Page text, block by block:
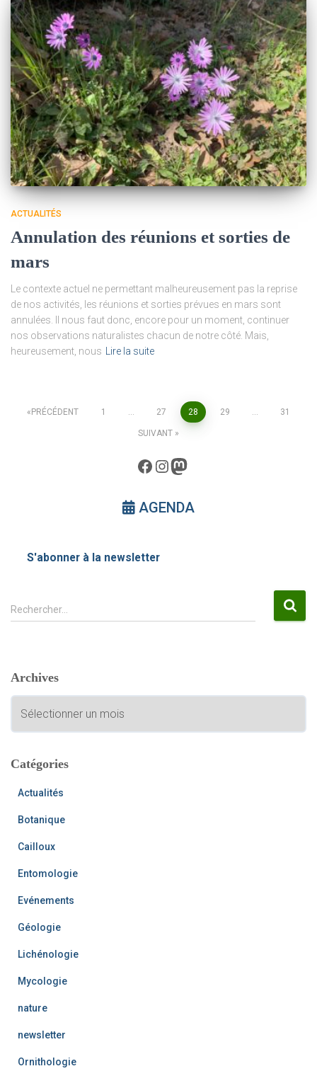
ACTUALITÉS
Annulation des réunions et sorties de
mars
Le contexte actuel ne permettant malheureusement pas la reprise
de nos activités, les réunions et sorties prévues en mars sont
annulées. Il nous faut donc, encore pour un moment, continuer
nos observations naturalistes chacun de notre côté. Mais,
heureusement, nous
Lire la suite
Pagination
PRÉCÉDENT 1 … 27 28 29 … 31
SUIVANT
Facebook InstagramMastodon
AGENDA
S'abonner à la newsletter
R
r
:
Rechercher…
Archives
c
iCatégories
Actualités
Botanique
Cailloux
Entomologie
Evénements
Géologie
Lichénologie
Mycologie
nature
newsletter
Ornithologie